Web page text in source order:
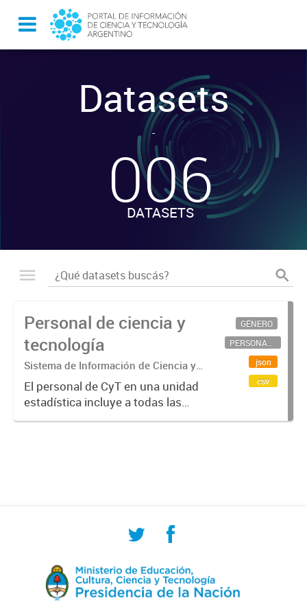
Datasets
-
006
DATASETS
Personal de ciencia y
tecnología
Sistema de Información de Ciencia y
Tecnología Argentino (SICYTAR)
El personal de CyT en una unidad
estadística incluye a todas las
personas involucradas
GÉNERO
PERSONAL CIENTÍFICO-TECNOLÓGICO
json
csv